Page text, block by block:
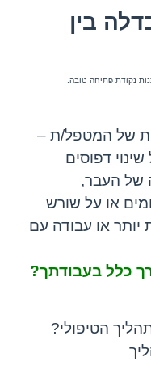
בין
נקודת פתיחה טובה.
של המטפל/ת –
דפוסים
של העבר,
או על שורש
יותר או עבודה עם
כלל בעבודתך?
הטיפולי?